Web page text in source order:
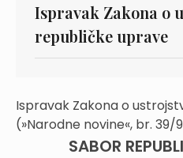
Ispravak Zakona o
republičke uprave
Ispravak Zakona o
(»Narodne novine«, br. 39/
SABOR